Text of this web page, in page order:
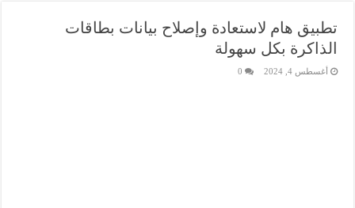
تطبيق هام لاستعادة وإصلاح بيانات بطاقات
الذاكرة بكل سهولة
أغسطس 4, 2024 0